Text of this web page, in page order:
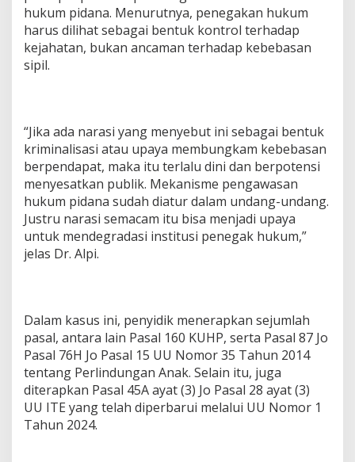
hukum pidana. Menurutnya, penegakan hukum
harus dilihat sebagai bentuk kontrol terhadap
kejahatan, bukan ancaman terhadap kebebasan
sipil.
“Jika ada narasi yang menyebut ini sebagai bentuk
kriminalisasi atau upaya membungkam kebebasan
berpendapat, maka itu terlalu dini dan berpotensi
menyesatkan publik. Mekanisme pengawasan
hukum pidana sudah diatur dalam undang-undang.
Justru narasi semacam itu bisa menjadi upaya
untuk mendegradasi institusi penegak hukum,”
jelas Dr. Alpi.
Dalam kasus ini, penyidik menerapkan sejumlah
pasal, antara lain Pasal 160 KUHP, serta Pasal 87 Jo
Pasal 76H Jo Pasal 15 UU Nomor 35 Tahun 2014
tentang Perlindungan Anak. Selain itu, juga
diterapkan Pasal 45A ayat (3) Jo Pasal 28 ayat (3)
UU ITE yang telah diperbarui melalui UU Nomor 1
Tahun 2024.